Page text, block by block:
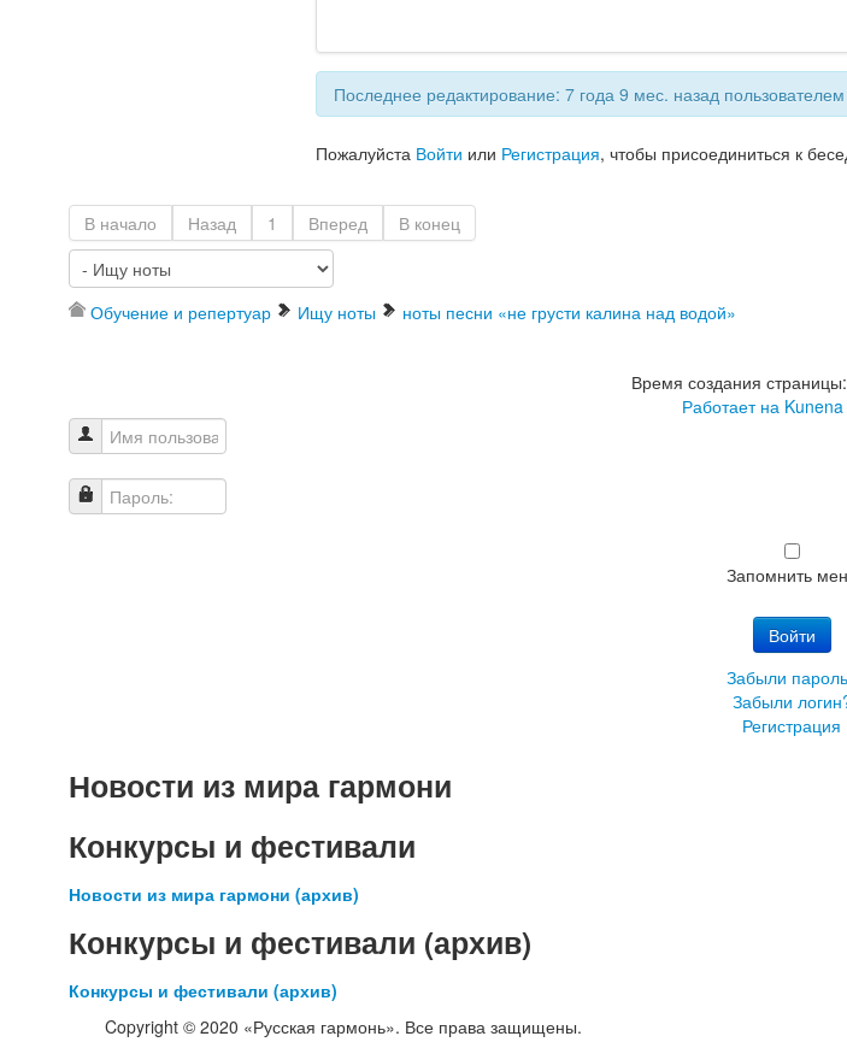
Последнее редактирование: 7 года 9 мес. назад
Пожалуйста Войти или Регистрация, чтобы присоединиться к
В начало Назад 1 Вперед В конец
Обучение и репертуар Ищу ноты ноты песни «не грусти калина над водой»
Время создания
Работает на
Имя пользователя
Пароль:
Запомнить
Войти
Забыли
Забыли
Регистрация
Новости из мира гармони
Конкурсы и фестивали
Новости из мира гармони (архив)
Конкурсы и фестивали (архив)
Конкурсы и фестивали (архив)
Copyright © 2020 «Русская гармонь». Все права защищены.